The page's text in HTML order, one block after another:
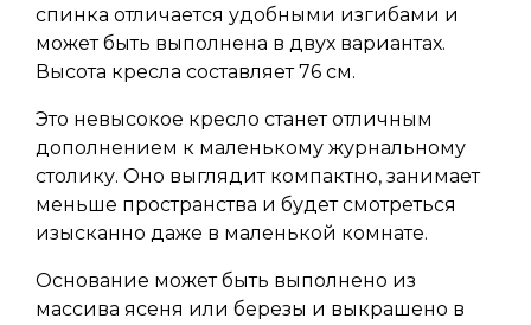
спинка отличается удобными изгибами и
может быть выполнена в двух вариантах.
Высота кресла составляет 76 см.
Это невысокое кресло станет отличным
дополнением к маленькому журнальному
столику. Оно выглядит компактно, занимает
меньше пространства и будет смотреться
изысканно даже в маленькой комнате.
Основание может быть выполнено из
массива ясеня или березы и выкрашено в